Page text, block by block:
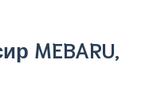
MEBARU,